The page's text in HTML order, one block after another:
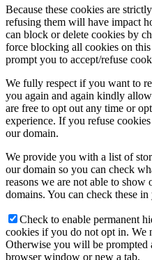
Because these cookies are
refusing them will have impact
can block or delete cookies by
force blocking all cookies on
prompt you to accept/refuse
We fully respect if you want to
you again and again kindly
are free to opt out any time or
experience. If you refuse
our domain.
We provide you with a list of
our domain so you can check
reasons we are not able to
domains. You can check these
Check to enable permanent
cookies if you do not opt in. We
Otherwise you will be prompted
browser window or new a tab.